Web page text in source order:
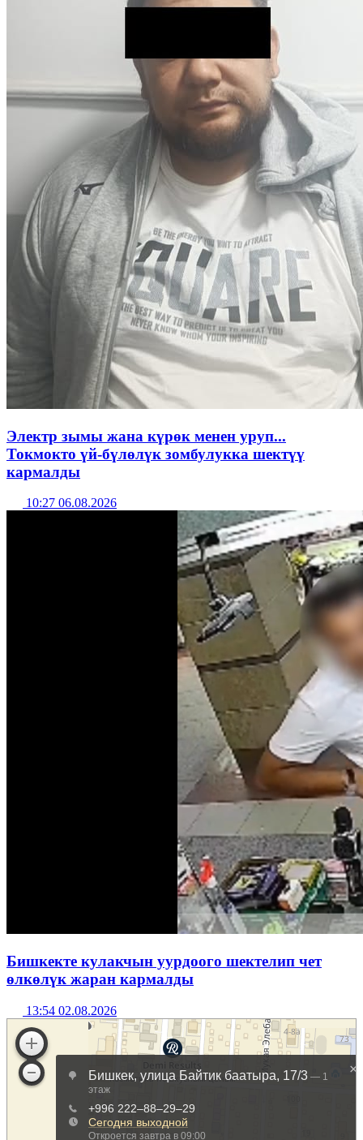
Электр зымы жана күрөк менен уруп...
Токмокто үй-бүлөлүк зомбулукка шектүү
кармалды
10:27 06.08.2026
Бишкекте кулакчын уурдоого шектелип чет
өлкөлүк жаран кармалды
13:54 02.08.2026